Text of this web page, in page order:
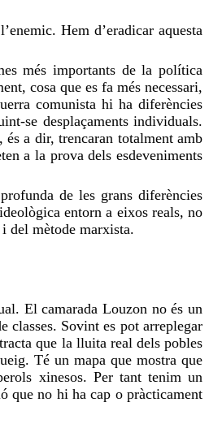
Hem d’eradicar aquesta
més importants de la política
cosa que es fa més necessari,
comunista hi ha diferències
se desplaçaments individuals.
a dir, trencaran totalment amb
a la prova dels esdeveniments
de les grans diferències
entorn a eixos reals, no
del mètode marxista.
El camarada Louzon no és un
Sovint es pot arreplegar
que la lluita real dels pobles
Té un mapa que mostra que
xinesos. Per tant tenim un
que no hi ha cap o pràcticament